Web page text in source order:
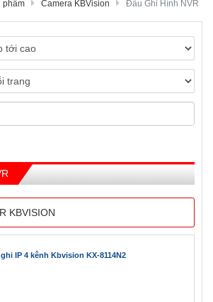
phẩm Camera KBVision Đầu Ghi Hình NVR
KBVISION
IP 4 kênh Kbvision KX-8114N2